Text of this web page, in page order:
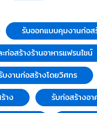
รับออกแบบคุมงานก่อส
ก่อสร้างร้านอาหารแฟรนไชน์
บงานก่อสร้างโดยวิศกร
าง
รับก่อสร้างอา